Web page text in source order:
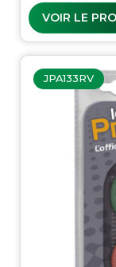
VOIR LE
JPA133RV